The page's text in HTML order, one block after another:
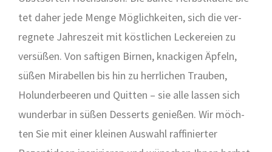
tet daher jede Men­ge Mög­lich­kei­ten, sich die ver­
reg­ne­te Jah­res­zeit mit köst­li­chen Lecke­rei­en zu
ver­sü­ßen. Von saf­ti­gen Bir­nen, kna­cki­gen Äpfeln,
süßen Mira­bel­len bis hin zu herr­li­chen Trau­ben,
Holun­der­bee­ren und Quit­ten – sie alle las­sen sich
wun­der­bar in süßen Des­serts genie­ßen. Wir möch­
ten Sie mit einer klei­nen Aus­wahl raf­fi­nier­ter